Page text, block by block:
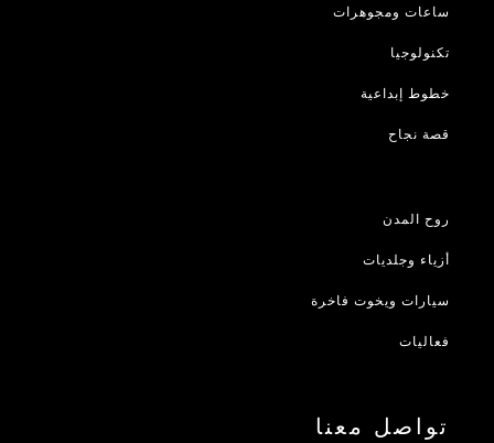
ساعات ومجوهرات
تكنولوجيا
خطوط إبداعية
قصة نجاح
روح المدن
أزياء وجلديات
سيارات ويخوت فاخرة
فعاليات
تواصل معنا